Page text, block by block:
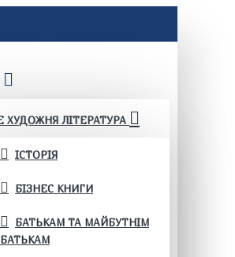
ХУДОЖНЯ ЛІТЕРАТУРА
ІСТОРІЯ
БІЗНЕС КНИГИ
БАТЬКАМ ТА МАЙБУТНІМ
БАТЬКАМ